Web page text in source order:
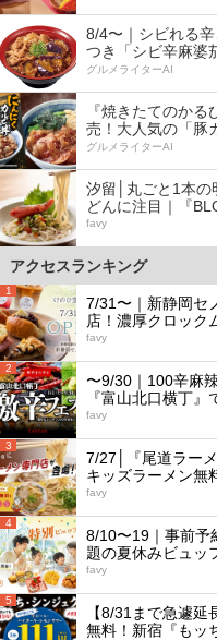
8/4〜｜シビれる
つき「シビ辛麻婆
グルメライターAI
『焼きたてのか
売！大人気の「豚
グルメライターAI
汐留│丸ごと1本の
どんに注目｜『
favy
アクセスランキング
1
7/31〜｜新静岡セ
店！濃厚クロック
favy
2
〜9/30｜100辛麻
『富山北口横丁
favy
3
7/27│『尾道ラー
キッズラーメン無
favy
4
8/10〜19｜事前予
題の夏休みビュッ
favy
5
【8/31まで急遽
無料！新宿『もッ